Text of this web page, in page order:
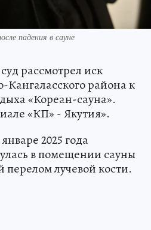
падения в сауне
рассмотрел иск
района к
«Кореан-сауна».
«КП» - Якутия».
2025 года
в помещении сауны
перелом лучевой кости.